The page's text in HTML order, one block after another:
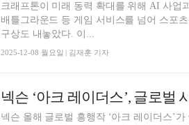
크래프톤이 미래 동력 확대를 위해 AI 사업
배틀그라운드 등 게임 서비스를 넘어 스포
구상도 내놓았다. 이...
2025-12-08 월요일 | 김재훈 기자
넥슨 ‘아크 레이더스’, 글로벌
넥슨 올해 글로벌 흥행작 ‘아크 레이더스’